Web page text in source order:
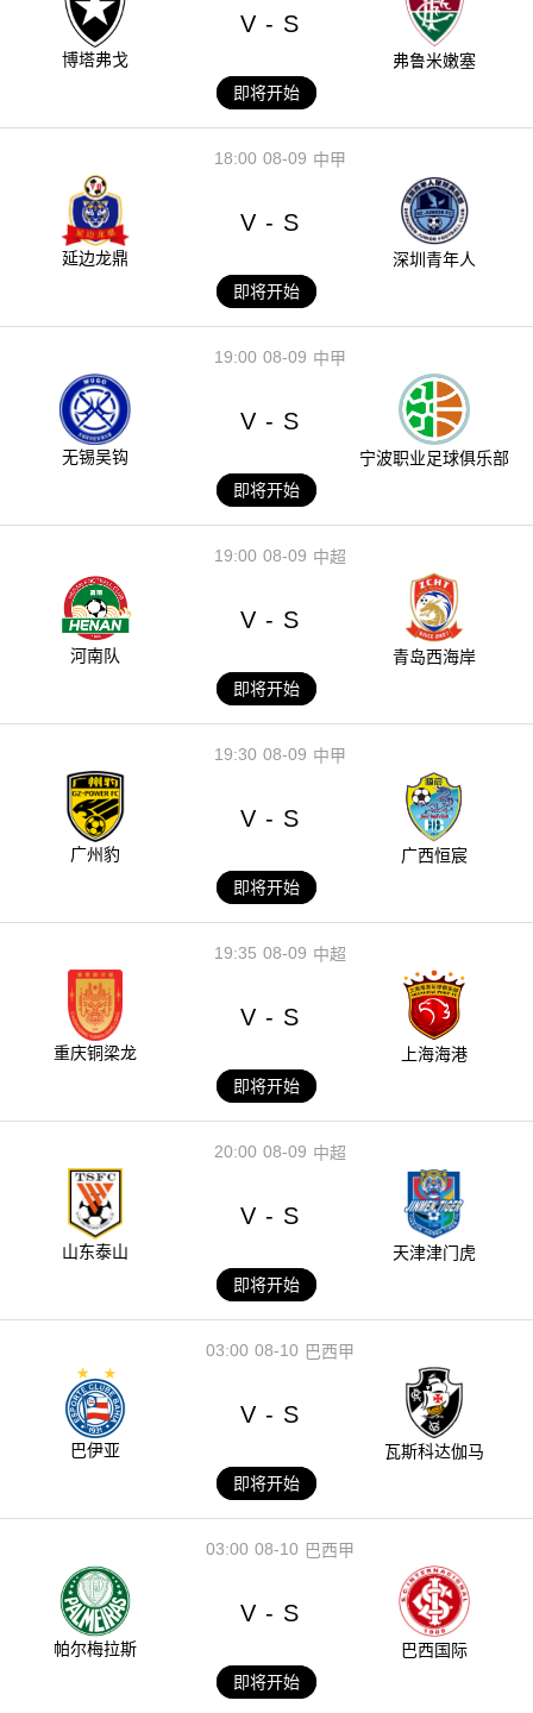
博塔弗戈
V - S
弗鲁米嫩塞
即将开始
08-09
18:00 中甲
延边龙鼎
V - S
深圳青年人
即将开始
08-09
19:00 中甲
无锡吴钩
V - S
宁波职业足球俱乐部
即将开始
08-09
19:00 中超
河南队
V - S
青岛西海岸
即将开始
08-09
19:30 中甲
广州豹
V - S
广西恒宸
即将开始
08-09
19:35 中超
重庆铜梁龙
V - S
上海海港
即将开始
08-09
20:00 中超
山东泰山
V - S
天津津门虎
即将开始
08-10
03:00 巴西甲
巴伊亚
V - S
瓦斯科达伽马
即将开始
08-10
03:00 巴西甲
帕尔梅拉斯
V - S
巴西国际
即将开始